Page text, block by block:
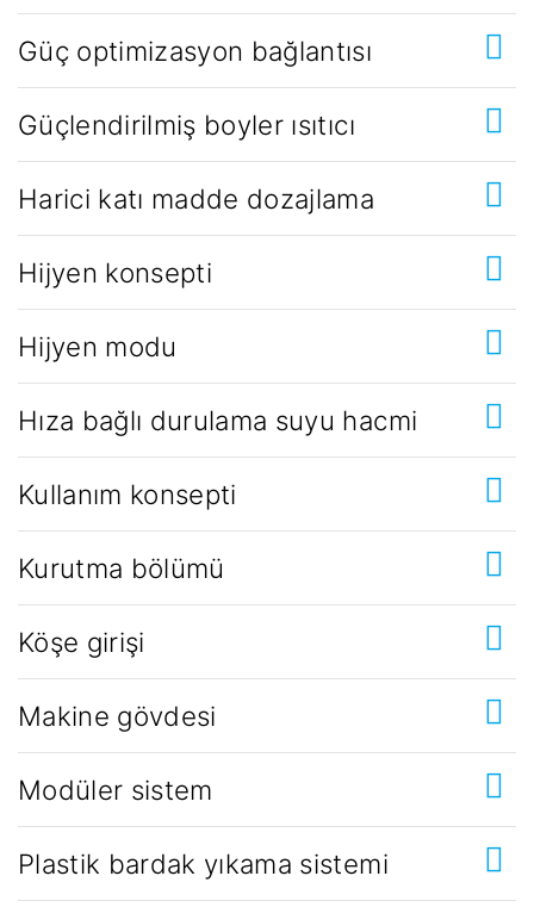
Güç optimizasyon bağlantısı
Güçlendirilmiş boyler ısıtıcı
Harici katı madde dozajlama
Hijyen konsepti
Hijyen modu
Hıza bağlı durulama suyu hacmi
Kullanım konsepti
Kurutma bölümü
Köşe girişi
Makine gövdesi
Modüler sistem
Plastik bardak yıkama sistemi